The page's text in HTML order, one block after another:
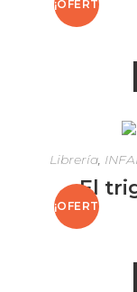
¡OFERT
¡OFERT
Librería,
El